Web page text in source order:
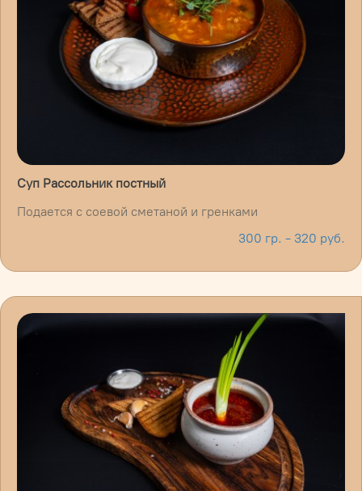
Суп Рассольник постный
Подается с соевой сметаной и гренками
300 гр. - 320 руб.